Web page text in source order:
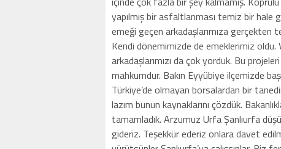
yapılmış bir asfaltlanması temiz bir hale
emeği geçen arkadaşlarımıza gerçekten
Kendi dönemimizde de emeklerimiz oldu.
arkadaşlarımızı da çok yorduk. Bu
mahkumdur. Bakın Eyyübiye ilçemizde
Türkiye’de olmayan borsalardan bir
lazım bunun kaynaklarını çözdük.
tamamladık. Arzumuz Urfa Şanlıurfa
gideriz. Teşekkür ederiz onlara davet